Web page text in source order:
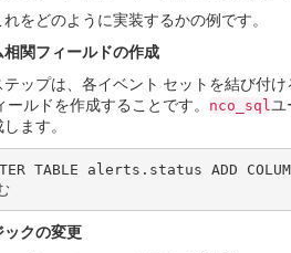
をどのように実装するかの例です。
相関フィールドの作成
ップは、各イベント セットを結び付
ールドを作成することです。
nco_sqlユ
ます。
TABLE alerts.status ADD
ックの変更